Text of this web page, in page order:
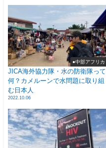
●中部アフリカ
JICA海外協力隊・水の防衛隊って
何？カメルーンで水問題に取り組
む日本人
2022.10.06